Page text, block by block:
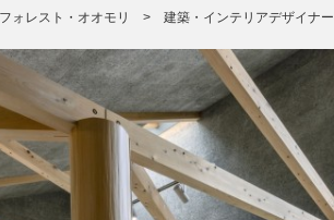
ォレスト・オオモリ 建築・インテリアデザイナー